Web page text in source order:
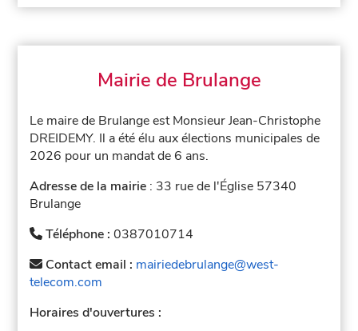
Mairie de Brulange
Le maire de Brulange est Monsieur Jean-Christophe
DREIDEMY. Il a été élu aux élections municipales de
2026 pour un mandat de 6 ans.
Adresse de la mairie : 33 rue de l'Église 57340
Brulange
Téléphone :0387010714
Contact email : mairiedebrulange@west-
telecom.com
Horaires d'ouvertures :